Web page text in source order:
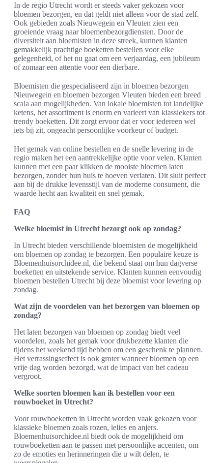
In de regio Utrecht wordt er steeds vaker gekozen voor
bloemen bezorgen, en dat geldt niet alleen voor de stad zelf.
Ook gebieden zoals Nieuwegein en Vleuten zien een
groeiende vraag naar bloemenbezorgdiensten. Door de
diversiteit aan bloemisten in deze streek, kunnen klanten
gemakkelijk prachtige boeketten bestellen voor elke
gelegenheid, of het nu gaat om een verjaardag, een jubileum
of zomaar een attentie voor een dierbare.
Bloemisten die gespecialiseerd zijn in bloemen bezorgen
Nieuwegein en bloemen bezorgen Vleuten bieden een breed
scala aan mogelijkheden. Van lokale bloemisten tot landelijke
ketens, het assortiment is enorm en varieert van klassiekers tot
trendy boeketten. Dit zorgt ervoor dat er voor iedereen wel
iets bij zit, ongeacht persoonlijke voorkeur of budget.
Het gemak van online bestellen en de snelle levering in de
regio maken het een aantrekkelijke optie voor velen. Klanten
kunnen met een paar klikken de mooiste bloemen laten
bezorgen, zonder hun huis te hoeven verlaten. Dit sluit perfect
aan bij de drukke levensstijl van de moderne consument, die
waarde hecht aan kwaliteit en snel gemak.
FAQ
Welke bloemist in Utrecht bezorgt ook op zondag?
In Utrecht bieden verschillende bloemisten de mogelijkheid
om bloemen op zondag te bezorgen. Een populaire keuze is
Bloemenhuisorchidee.nl, die bekend staat om hun dagverse
boeketten en uitstekende service. Klanten kunnen eenvoudig
bloemen bestellen Utrecht bij deze bloemist voor levering op
zondag.
Wat zijn de voordelen van het bezorgen van bloemen op
zondag?
Het laten bezorgen van bloemen op zondag biedt veel
voordelen, zoals het gemak voor drukbezette klanten die
tijdens het weekend tijd hebben om een geschenk te plannen.
Het verrassingseffect is ook groter wanneer bloemen op een
vrije dag worden bezorgd, wat de impact van het cadeau
vergroot.
Welke soorten bloemen kan ik bestellen voor een
rouwboeket in Utrecht?
Voor rouwboeketten in Utrecht worden vaak gekozen voor
klassieke bloemen zoals rozen, lelies en anjers.
Bloemenhuisorchidee.nl biedt ook de mogelijkheid om
rouwboeketten aan te passen met persoonlijke accenten, om
zo de emoties en herinneringen die u wilt delen, te